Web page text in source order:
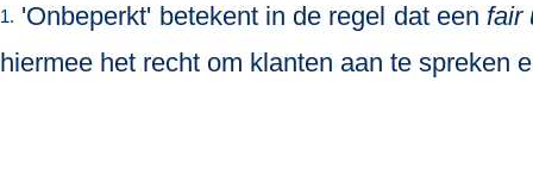
1. 'Onbeperkt' betekent in de regel dat een fair
hiermee het recht om klanten aan te spreken